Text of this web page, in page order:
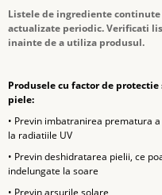
Listele de ingrediente
actualizate periodic. Verificati
inainte de a utiliza produsul.
Produsele cu factor de
piele:
• Previn imbatranirea prematura
la radiatiile UV
• Previn deshidratarea pielii, ce
indelungate la soare
• Previn arsurile solare